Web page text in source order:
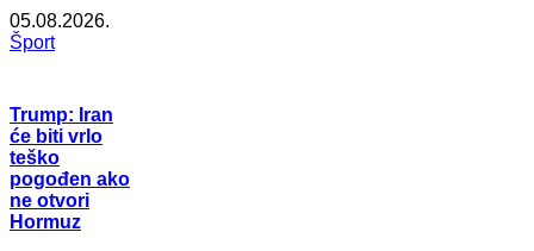
05.08.2026.
Šport
Trump: Iran
će biti vrlo
teško
pogođen ako
ne otvori
Hormuz